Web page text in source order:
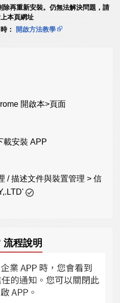
再重新安裝。仍無法解決問題，請
本頁網址
：
開啟方法教學
開啟本>頁面
載安裝 APP
/ 描述文件與裝置管理 > 信
程說明